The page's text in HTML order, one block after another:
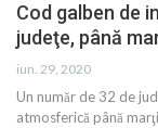
Cod galben de
judeţe, până
iun. 29, 2020
Un număr de 32 de
atmosferică până